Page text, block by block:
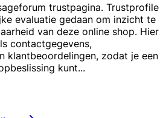
trustpagina. Trustprofile
evaluatie gedaan om inzicht te
van deze online shop. Hier
contactgegevens,
klantbeoordelingen, zodat je een
kunt...